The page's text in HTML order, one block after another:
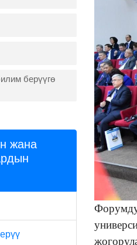
берүүгө
жана